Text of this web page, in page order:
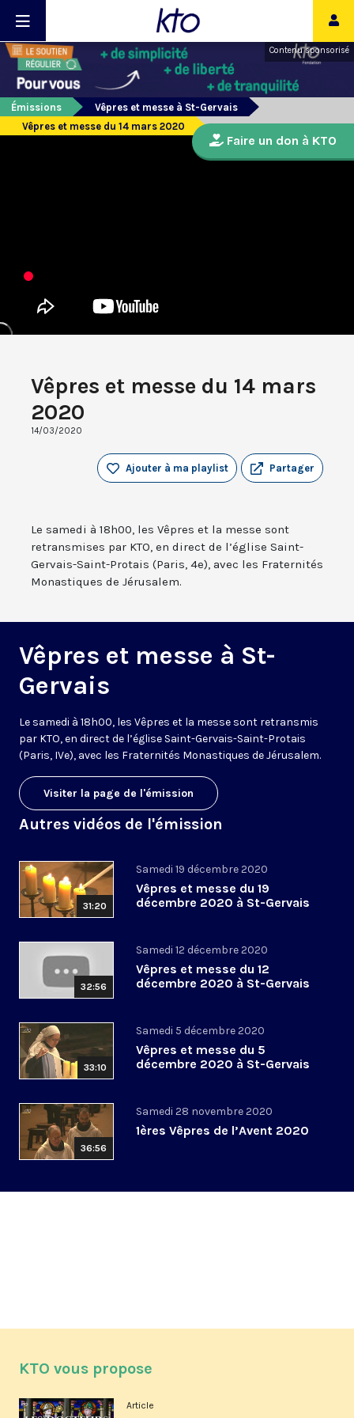
Contenu sponsorisé
Émissions
Vêpres et messe à St-Gervais
Vêpres et messe du 14 mars 2020
Vêpres et messe du 14 mars
2020
14/03/2020
Partager
Ajouter à ma playlist
Le samedi à 18h00, les Vêpres et la messe sont
retransmises par KTO, en direct de l’église Saint-
Gervais-Saint-Protais (Paris, 4e), avec les Fraternités
Monastiques de Jérusalem.
Vêpres et messe à St-
Gervais
Le samedi à 18h00, les Vêpres et la messe sont retransmis
par KTO, en direct de l’église Saint-Gervais-Saint-Protais
(Paris, IVe), avec les Fraternités Monastiques de Jérusalem.
Visiter la page de l'émission
Autres vidéos de l'émission
31:20
Samedi 19 décembre 2020
Vêpres et messe du 19
décembre 2020 à St-Gervais
32:56
Samedi 12 décembre 2020
Vêpres et messe du 12
décembre 2020 à St-Gervais
33:10
Samedi 5 décembre 2020
Vêpres et messe du 5
décembre 2020 à St-Gervais
36:56
Samedi 28 novembre 2020
1ères Vêpres de l’Avent 2020
Faire un don à KTO
KTO vous propose
Article